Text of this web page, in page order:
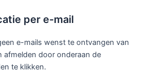
per e-mail
e-mails wenst te ontvangen van
afmelden door onderaan de
te klikken.